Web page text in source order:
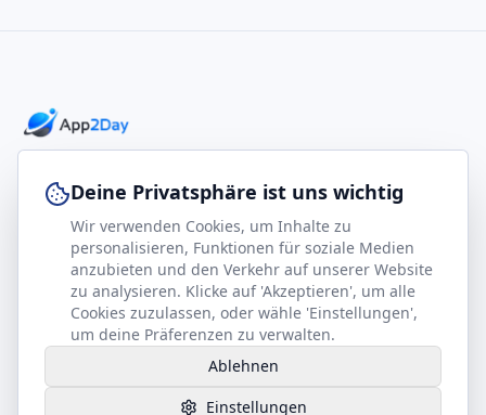
footer.company
Kontakt
Partner werden
Gesundheits-Kompass
Rechtliches
Impressum
Datenschutz
AGB
Deine Privatsphäre ist uns wichtig
Wir verwenden Cookies, um Inhalte zu
personalisieren, Funktionen für soziale Medien
anzubieten und den Verkehr auf unserer Website
zu analysieren. Klicke auf 'Akzeptieren', um alle
Cookies zuzulassen, oder wähle 'Einstellungen',
um deine Präferenzen zu verwalten.
Ablehnen
Einstellungen
Hilfe benötigt?